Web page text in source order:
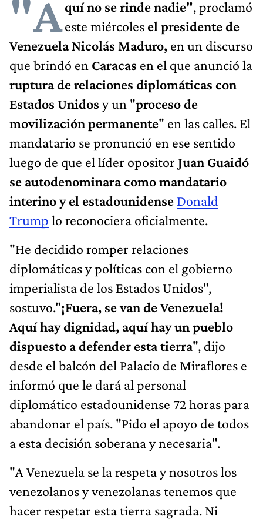
"Aquí no se rinde nadie", proclamó
este miércoles el presidente de
Venezuela Nicolás Maduro, en un discurso
que brindó en Caracas en el que anunció la
ruptura de relaciones diplomáticas con
Estados Unidos y un "proceso de
movilización permanente" en las calles. El
mandatario se pronunció en ese sentido
luego de que el líder opositor Juan Guaidó
se autodenominara como mandatario
interino y el estadounidense Donald
Trump lo reconociera oficialmente.
"He decidido romper relaciones
diplomáticas y políticas con el gobierno
imperialista de los Estados Unidos",
sostuvo."¡Fuera, se van de Venezuela!
Aquí hay dignidad, aquí hay un pueblo
dispuesto a defender esta tierra", dijo
desde el balcón del Palacio de Miraflores e
informó que le dará al personal
diplomático estadounidense 72 horas para
abandonar el país. "Pido el apoyo de todos
a esta decisión soberana y necesaria".
"A Venezuela se la respeta y nosotros los
venezolanos y venezolanas tenemos que
hacer respetar esta tierra sagrada. Ni